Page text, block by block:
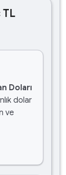
TL
Doları
dolar
ve